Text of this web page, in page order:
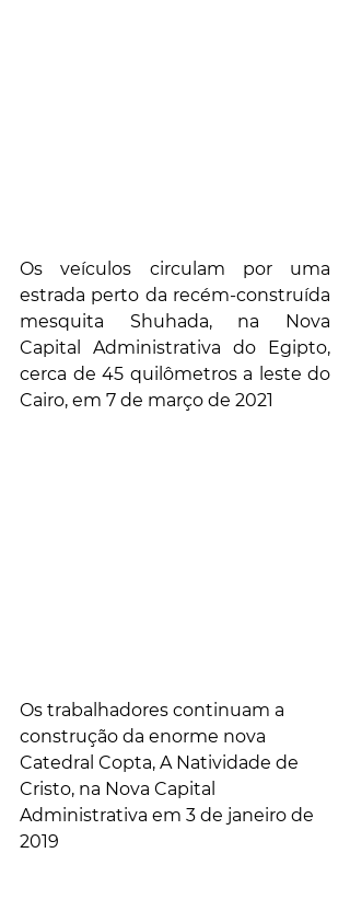
Os veículos circulam por uma
estrada perto da recém-construída
mesquita Shuhada, na Nova
Capital Administrativa do Egipto,
cerca de 45 quilômetros a leste do
Cairo, em 7 de março de 2021
Os trabalhadores continuam a
construção da enorme nova
Catedral Copta, A Natividade de
Cristo, na Nova Capital
Administrativa em 3 de janeiro de
2019